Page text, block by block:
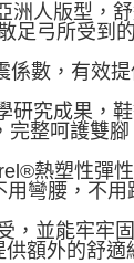
人版型，舒
足弓所受到
係數，有效
研究成果，
整呵護雙腳
熱塑性彈
彎腰，不
，並能牢牢
額外的舒適